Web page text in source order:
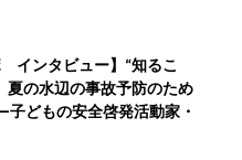
インタビュー】“知るこ
夏の水辺の事故予防のため
どもの安全啓発活動家・